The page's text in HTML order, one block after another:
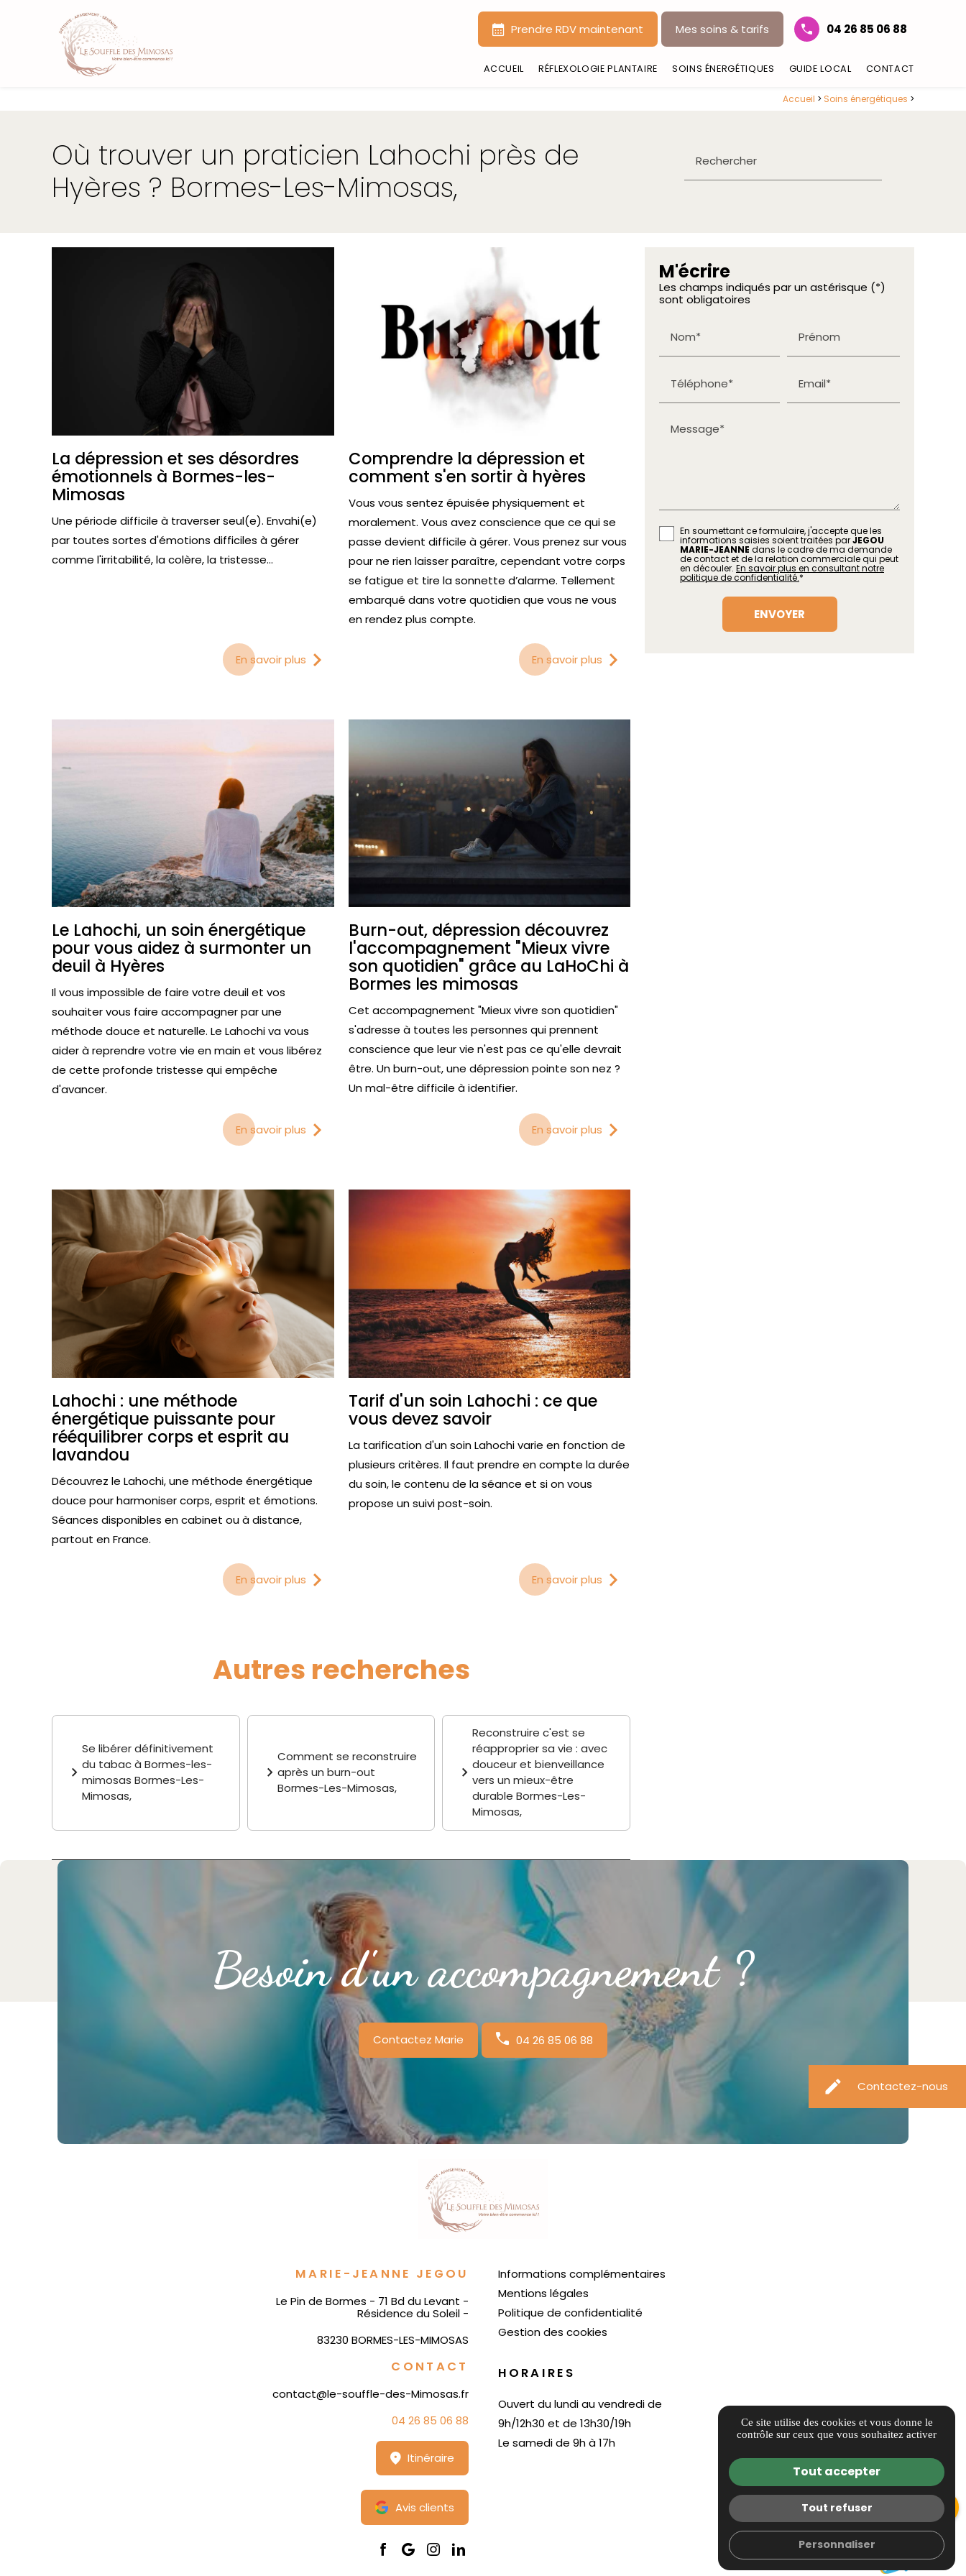
Prendre rendez-vous maintenant
powered by Calendly
Prendre RDV maintenant Mes soins & tarifs 04 26 85 06 88
ACCUEIL RÉFLEXOLOGIE PLANTAIRE SOINS ÉNERGÉTIQUES GUIDE LOCAL CONTACT
Accueil > Soins énergétiques >
Où trouver un praticien Lahochi près de
Hyères ? Bormes-Les-Mimosas,
Rechercher
La dépression et ses désordres
émotionnels à Bormes-les-
Mimosas
Une période difficile à traverser seul(e). Envahi(e)
par toutes sortes d'émotions difficiles à gérer
comme l'irritabilité, la colère, la tristesse...
En savoir plus
Comprendre la dépression et
comment s'en sortir à hyères
Vous vous sentez épuisée physiquement et
moralement. Vous avez conscience que ce qui se
passe devient difficile à gérer. Vous prenez sur vous
pour ne rien laisser paraître, cependant votre corps
se fatigue et tire la sonnette d’alarme. Tellement
embarqué dans votre quotidien que vous ne vous
en rendez plus compte.
En savoir plus
Le Lahochi, un soin énergétique
pour vous aidez à surmonter un
deuil à Hyères
Il vous impossible de faire votre deuil et vos
souhaiter vous faire accompagner par une
méthode douce et naturelle. Le Lahochi va vous
aider à reprendre votre vie en main et vous libérez
de cette profonde tristesse qui empêche
d'avancer.
En savoir plus
Burn-out, dépression découvrez
l'accompagnement "Mieux vivre
son quotidien" grâce au LaHoChi à
Bormes les mimosas
Cet accompagnement "Mieux vivre son quotidien"
s'adresse à toutes les personnes qui prennent
conscience que leur vie n'est pas ce qu'elle devrait
être. Un burn-out, une dépression pointe son nez ?
Un mal-être difficile à identifier.
En savoir plus
Lahochi : une méthode
énergétique puissante pour
rééquilibrer corps et esprit au
lavandou
Découvrez le Lahochi, une méthode énergétique
douce pour harmoniser corps, esprit et émotions.
Séances disponibles en cabinet ou à distance,
partout en France.
En savoir plus
Tarif d'un soin Lahochi : ce que
vous devez savoir
La tarification d'un soin Lahochi varie en fonction de
plusieurs critères. Il faut prendre en compte la durée
du soin, le contenu de la séance et si on vous
propose un suivi post-soin.
En savoir plus
Autres recherches
Se libérer définitivement
du tabac à Bormes-les-
mimosas Bormes-Les-
Mimosas,
Comment se reconstruire
après un burn-out
Bormes-Les-Mimosas,
Reconstruire c'est se
réapproprier sa vie : avec
douceur et bienveillance
vers un mieux-être
durable Bormes-Les-
Mimosas,
M'écrire
Les champs indiqués par un astérisque (*)
sont obligatoires
Nom* Prénom
Téléphone* Email*
Message*
En soumettant ce formulaire, j'accepte que les
informations saisies soient traitées parJEGOU
MARIE-JEANNE dans le cadre de ma demande
de contact et de la relation commerciale qui peut
en découler. En savoir plus en consultant notre
politique de confidentialité.*
Besoin d'un accompagnement ?
Contactez Marie 04 26 85 06 88
create Contactez-nous
MARIE-JEANNE JEGOU
Le Pin de Bormes - 71 Bd du Levant -
Résidence du Soleil -
83230 BORMES-LES-MIMOSAS
CONTACT
contact@le-souffle-des-Mimosas.fr
04 26 85 06 88
Itinéraire
Avis clients
Informations complémentaires
Mentions légales
Politique de confidentialité
Gestion des cookies
HORAIRES
Ouvert du lundi au vendredi de
9h/12h30 et de 13h30/19h
Le samedi de 9h à 17h
Ce site utilise des cookies et vous donne le
contrôle sur ceux que vous souhaitez activer
Tout accepter
Tout refuser
Personnaliser